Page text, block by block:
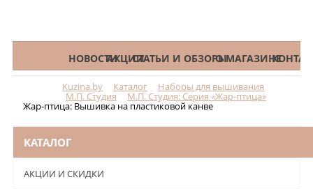
КАТАЛОГНОВОСТИАКЦИИСТАТЬИ И ОБЗОРЫО МАГАЗИНЕ
Kuzina.by Каталог Наборы для вышивания
М.П. Студия М.П. Студия: Серия «Жар-птица»
Жар-птица: Вышивка на пластиковой канве
КАТАЛОГ
АКЦИИ И СКИДКИ